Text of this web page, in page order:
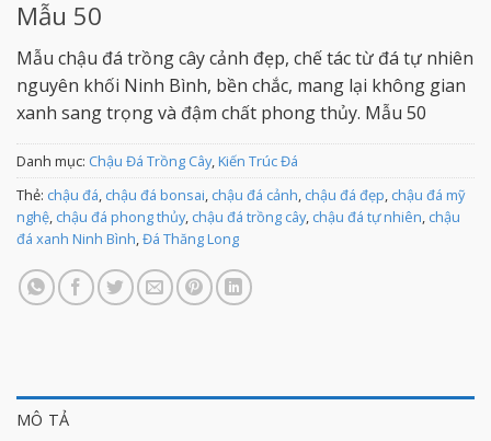
Mẫu 50
Mẫu chậu đá trồng cây cảnh đẹp, chế tác từ đá tự nhiên
nguyên khối Ninh Bình, bền chắc, mang lại không gian
xanh sang trọng và đậm chất phong thủy. Mẫu 50
Danh mục: Chậu Đá Trồng Cây,Kiến Trúc Đá
Thẻ: chậu đá, chậu đá bonsai, chậu đá cảnh, chậu đá đẹp, chậu đá mỹ
nghệ, chậu đá phong thủy, chậu đá trồng cây, chậu đá tự nhiên, chậu
đá xanh Ninh Bình,Đá Thăng Long
MÔ TẢ